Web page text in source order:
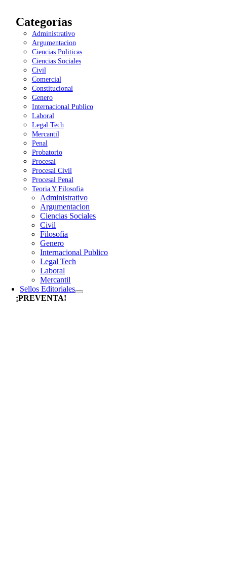
Categorías
Administrativo
Argumentacion
Ciencias Politicas
Ciencias Sociales
Civil
Comercial
Constitucional
Genero
Internacional Publico
Laboral
Legal Tech
Mercantil
Penal
Probatorio
Procesal
Procesal Civil
Procesal Penal
Teoria Y Filosofia
Administrativo
Argumentacion
Ciencias Sociales
Civil
Filosofia
Genero
Internacional Publico
Legal Tech
Laboral
Mercantil
Sellos Editoriales
¡PREVENTA!